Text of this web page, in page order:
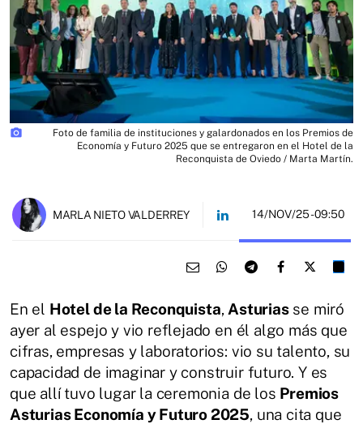
photo_camera
Foto de familia de instituciones y galardonados en los Premios de
Economía y Futuro 2025 que se entregaron en el Hotel de la
Reconquista de Oviedo / Marta Martín.
MARLA NIETO VALDERREY 14/NOV/25- 09:50
En el Hotel de la Reconquista, Asturiasse miró
ayer al espejo y vio reflejado en él algo más que
cifras, empresas y laboratorios: vio su talento, su
capacidad de imaginar y construir futuro. Y es
que allí tuvo lugar la ceremonia de los Premios
Asturias Economía y Futuro 2025, una cita que